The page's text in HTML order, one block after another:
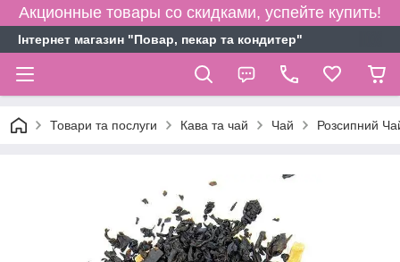
Акционные товары со скидками, успейте купить!
Інтернет магазин "Повар, пекар та кондитер"
Товари та послуги Кава та чай Чай Розсипний